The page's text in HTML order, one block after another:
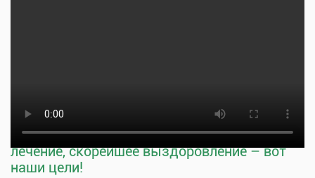
Тщательная профилактика, качественное
лечение, скорейшее выздоровление – вот
наши цели!